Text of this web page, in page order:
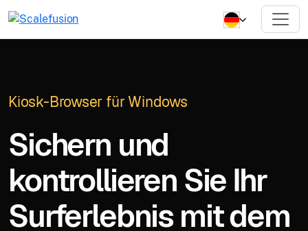
Kiosk-Browser für Windows
Sichern und
kontrollieren Sie Ihr
Surferlebnis mit dem